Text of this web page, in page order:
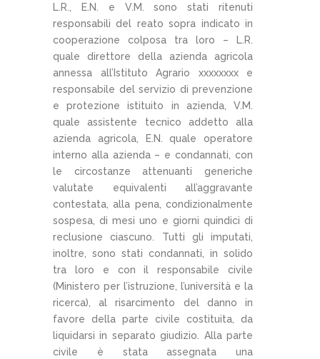
L.R., E.N. e V.M. sono stati ritenuti
responsabili del reato sopra indicato in
cooperazione colposa tra loro – L.R.
quale direttore della azienda agricola
annessa all’Istituto Agrario xxxxxxxx e
responsabile del servizio di prevenzione
e protezione istituito in azienda, V.M.
quale assistente tecnico addetto alla
azienda agricola, E.N. quale operatore
interno alla azienda – e condannati, con
le circostanze attenuanti generiche
valutate equivalenti all’aggravante
contestata, alla pena, condizionalmente
sospesa, di mesi uno e giorni quindici di
reclusione ciascuno. Tutti gli imputati,
inoltre, sono stati condannati, in solido
tra loro e con il responsabile civile
(Ministero per l’istruzione, l’università e la
ricerca), al risarcimento del danno in
favore della parte civile costituita, da
liquidarsi in separato giudizio. Alla parte
civile è stata assegnata una